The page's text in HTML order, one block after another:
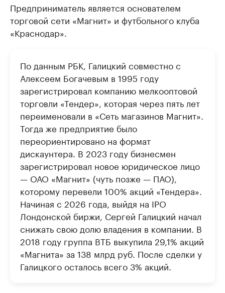
Предприниматель является основателем
торговой сети «Магнит» и футбольного клуба
«Краснодар».
По данным РБК, Галицкий совместно с
Алексеем Богачевым в 1995 году
зарегистрировал компанию мелкооптовой
торговли «Тендер», которая через пять лет
переименовали в «Сеть магазинов Магнит».
Тогда же предприятие было
переориентировано на формат
дискаунтера. В 2023 году бизнесмен
зарегистрировал новое юридическое лицо
— ОАО «Магнит» (чуть позже — ПАО),
которому перевели 100% акций «Тендера».
Начиная с 2026 года, выйдя на IPO
Лондонской биржи, Сергей Галицкий начал
снижать свою долю владения в компании. В
2018 году группа ВТБ выкупила 29,1% акций
«Магнита» за 138 млрд руб. После сделки у
Галицкого осталось всего 3% акций.